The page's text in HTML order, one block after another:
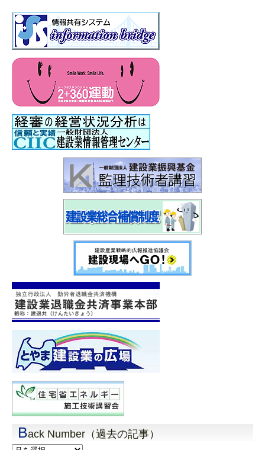
Back Number（過去の記事）
Back